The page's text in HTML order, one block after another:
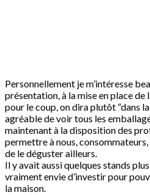
Personnellement je m’intéresse
présentation, à la mise en place de
pour le coup, on dira plutôt “dans
agréable de voir tous les
maintenant à la disposition des
permettre à nous,
de le déguster ailleurs.
Il y avait aussi quelques stands
vraiment envie d’investir pour
la maison.